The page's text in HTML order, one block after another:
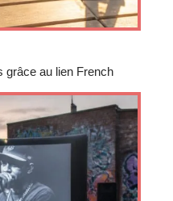
grâce au lien French